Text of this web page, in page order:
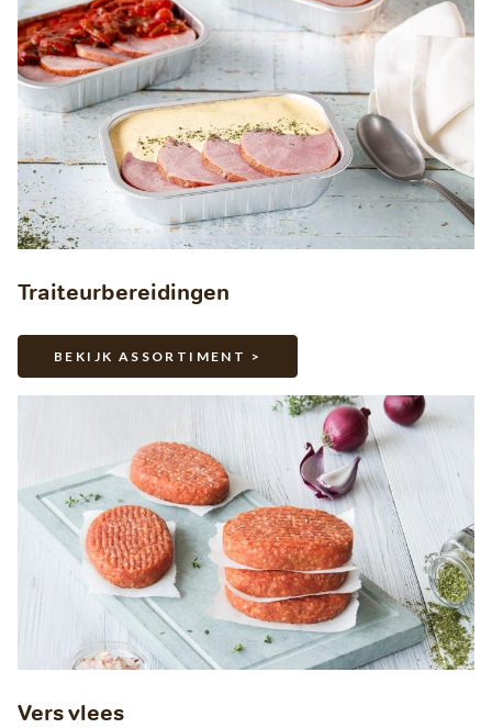
Traiteurbereidingen
BEKIJK ASSORTIMENT >
Vers vlees